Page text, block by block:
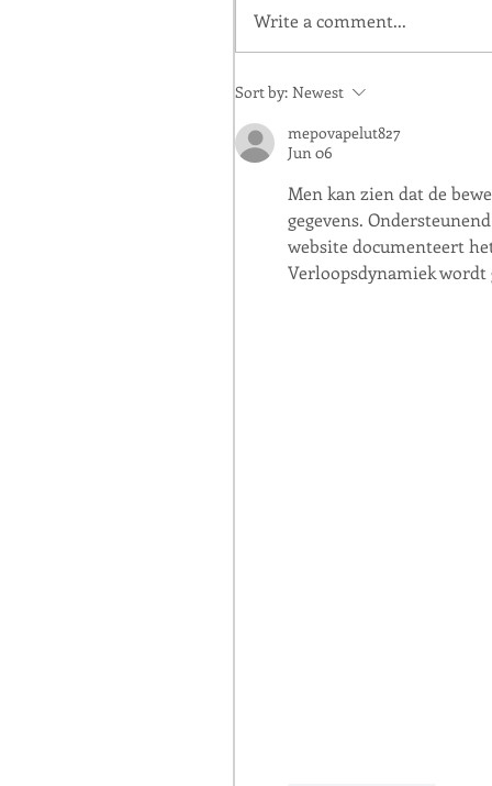
Write a comment...
Sort by: Newest
mepovapelut827
Jun 06
Men kan zien dat de
gegevens.
website documenteert
Verloopsdynamiek wordt